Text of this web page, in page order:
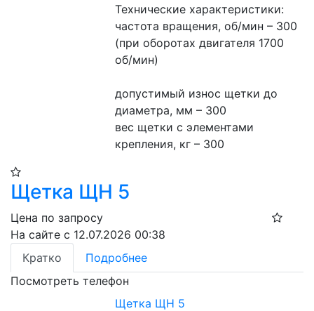
Технические характеристики:
частота вращения, об/мин – 300
(при оборотах двигателя 1700
об/мин)
допустимый износ щетки до
диаметра, мм – 300
вес щетки с элементами
крепления, кг – 300
Щетка ЩН 5
Цена по запросу
На сайте с 12.07.2026 00:38
Кратко
Подробнее
Посмотреть телефон
Щетка ЩН 5